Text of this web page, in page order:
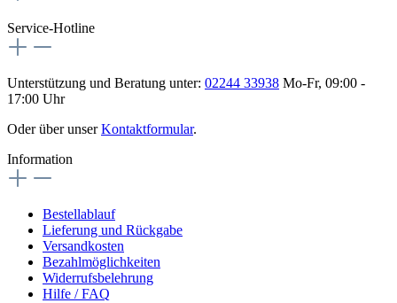
Service-Hotline
Unterstützung und Beratung unter: 02244 33938 Mo-Fr, 09:00 -
17:00 Uhr
Oder über unserKontaktformular.
Information
Bestellablauf
Lieferung und Rückgabe
Versandkosten
Bezahlmöglichkeiten
Widerrufsbelehrung
Hilfe / FAQ